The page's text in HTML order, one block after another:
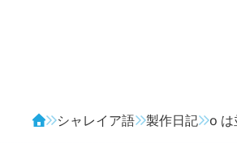
シャレイア語 製作日記 o